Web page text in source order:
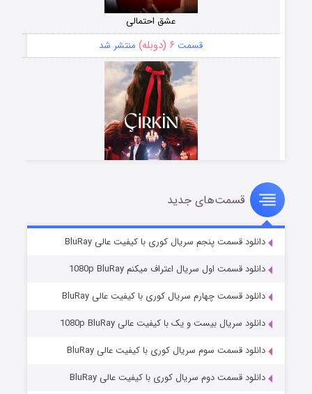
عشق احتمالی
قسمت ۶ (دوبله) منتشر شد
سریال زشت
قسمت۵ (زیرنویس) منتشر شد
وستی ها
قسمت‌های جدید
دانلود قسمت پنجم سریال کوری با کیفیت عالی BluRay
دانلود قسمت اول سریال اعتراف میکنم 1080p BluRay
دانلود قسمت چهارم سریال کوری با کیفیت عالی BluRay
دانلود سریال بیست و یک با کیفیت عالی 1080p BluRay
دانلود قسمت سوم سریال کوری با کیفیت عالی BluRay
دانلود قسمت دوم سریال کوری با کیفیت عالی BluRay